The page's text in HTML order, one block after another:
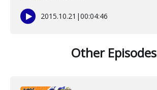
2015.10.21 |00:04:46
Other Episodes